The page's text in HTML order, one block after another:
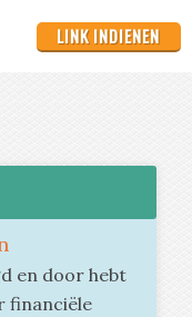
LINK INDIENEN
en door hebt
financiële